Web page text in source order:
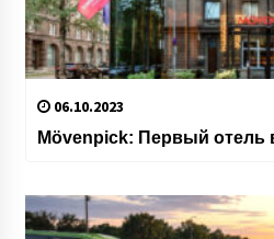
06.10.2023
Mövenpick: Первый отель